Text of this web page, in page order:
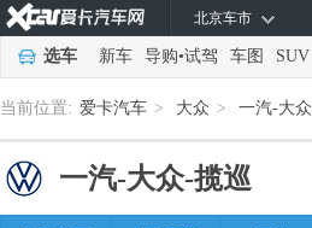
北京车市
选车 新车 导购•试驾 车图 SUV
当前位置: 爱卡汽车 > 大众 > 一汽-大众
一汽-大众-揽巡